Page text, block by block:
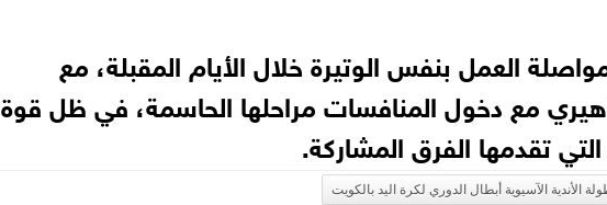
العمل بنفس الوتيرة خلال الأيام المقبلة، مع
مع دخول المنافسات مراحلها الحاسمة، في ظل قوة
تقدمها الفرق المشاركة.
الأندية الآسيوية أبطال الدوري لكرة اليد بالكويت